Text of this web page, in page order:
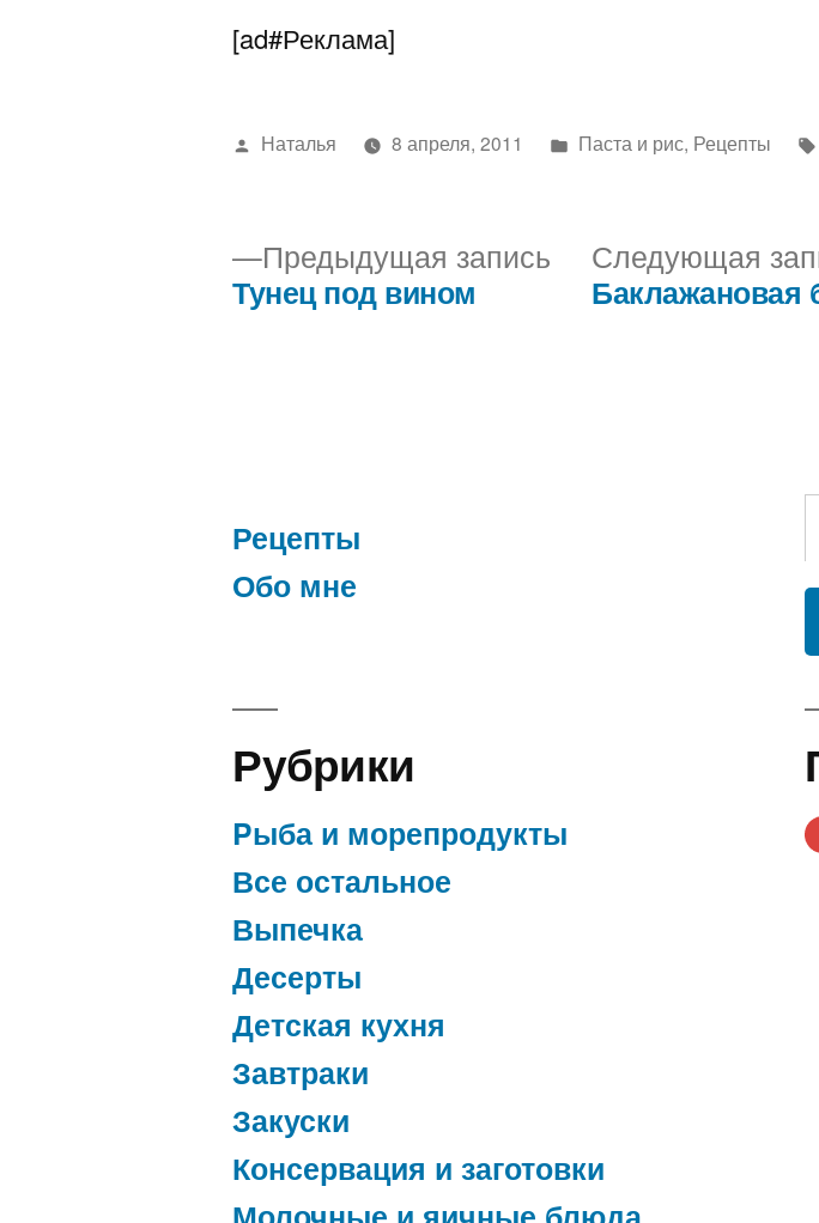
[ad#Реклама]
Написано
Наталья 8 апреля, 2011
Написано
Паста и рис, Рецепты
Навигация
Предыдущая запись Предыдущая
запись:
Тунец под вином
Следующая
Баклажановая
Рецепты
Обо мне
Рубрики
Pыба и морепродукты
Все остальное
Выпечка
Десерты
Детская кухня
Завтраки
Закуски
Консервация и заготовки